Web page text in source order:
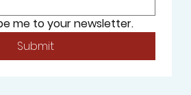
me to your newsletter.
Submit